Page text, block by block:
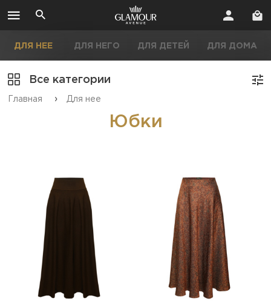
ДЛЯ НЕЕ ДЛЯ НЕГО ДЛЯ ДЕТЕЙ ДЛЯ ДОМА
Все категории
Главная › Для нее
Юбки